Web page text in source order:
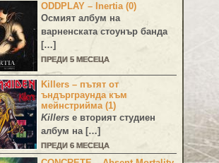
ODDPLAY – Inertia (0)
Осмият албум на
варненската стоунър банда
[…]
ПРЕДИ 5 МЕСЕЦА
Killers – пътят от
ъндърграунда към
мейнстрийма (1)
Killers е вторият студиен
албум на […]
ПРЕДИ 6 МЕСЕЦА